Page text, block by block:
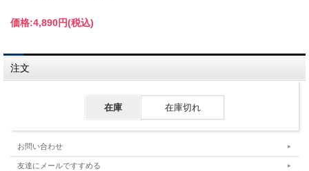
価格:4,890円(税込)
注文
在庫 在庫切れ
お問い合わせ
友達にメールですすめる